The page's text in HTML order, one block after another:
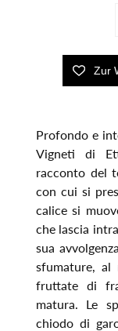
Profondo e
Vigneti di
racconto del
con cui si
calice si
che lascia
sua
sfumature, al
fruttate di
matura. Le
chiodo di